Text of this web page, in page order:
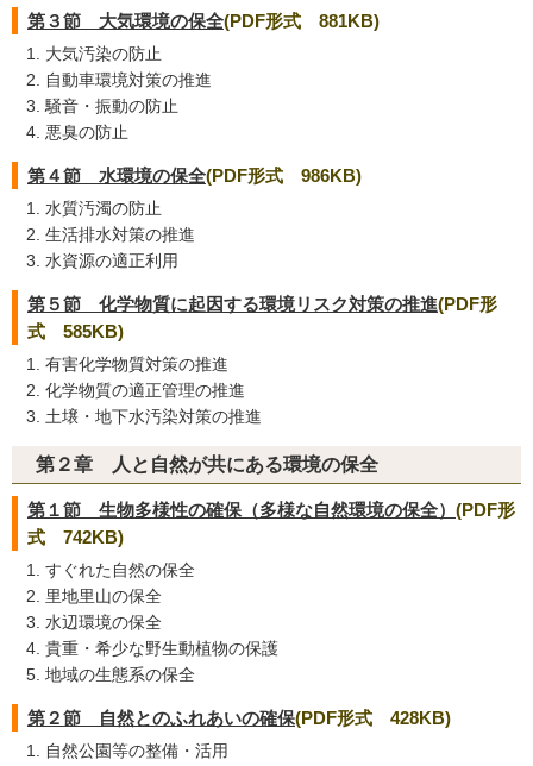
第３節 大気環境の保全(PDF形式 881KB)
大気汚染の防止
自動車環境対策の推進
騒音・振動の防止
悪臭の防止
第４節 水環境の保全(PDF形式 986KB)
水質汚濁の防止
生活排水対策の推進
水資源の適正利用
第５節 化学物質に起因する環境リスク対策の推進(PDF形
式 585KB)
有害化学物質対策の推進
化学物質の適正管理の推進
土壌・地下水汚染対策の推進
第２章 人と自然が共にある環境の保全
第１節 生物多様性の確保（多様な自然環境の保全） (PDF形
式 742KB)
すぐれた自然の保全
里地里山の保全
水辺環境の保全
貴重・希少な野生動植物の保護
地域の生態系の保全
第２節 自然とのふれあいの確保(PDF形式 428KB)
自然公園等の整備・活用